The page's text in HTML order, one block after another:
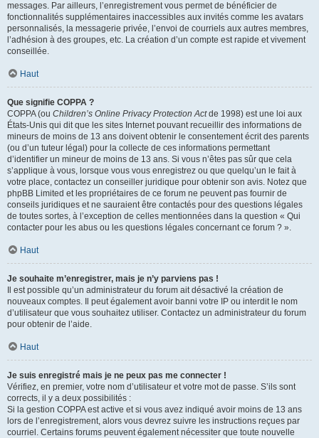
messages. Par ailleurs, l’enregistrement vous permet de bénéficier de
fonctionnalités supplémentaires inaccessibles aux invités comme les avatars
personnalisés, la messagerie privée, l’envoi de courriels aux autres membres,
l’adhésion à des groupes, etc. La création d’un compte est rapide et vivement
conseillée.
Haut
Que signifie COPPA ?
COPPA (ou Children’s Online Privacy Protection Actde 1998) est une loi aux
États-Unis qui dit que les sites Internet pouvant recueillir des informations de
mineurs de moins de 13 ans doivent obtenir le consentement écrit des parents
(ou d’un tuteur légal) pour la collecte de ces informations permettant
d’identifier un mineur de moins de 13 ans. Si vous n’êtes pas sûr que cela
s’applique à vous, lorsque vous vous enregistrez ou que quelqu’un le fait à
votre place, contactez un conseiller juridique pour obtenir son avis. Notez que
phpBB Limited et les propriétaires de ce forum ne peuvent pas fournir de
conseils juridiques et ne sauraient être contactés pour des questions légales
de toutes sortes, à l’exception de celles mentionnées dans la question « Qui
contacter pour les abus ou les questions légales concernant ce forum ? ».
Haut
Je souhaite m’enregistrer, mais je n’y parviens pas !
Il est possible qu’un administrateur du forum ait désactivé la création de
nouveaux comptes. Il peut également avoir banni votre IP ou interdit le nom
d’utilisateur que vous souhaitez utiliser. Contactez un administrateur du forum
pour obtenir de l’aide.
Haut
Je suis enregistré mais je ne peux pas me connecter !
Vérifiez, en premier, votre nom d’utilisateur et votre mot de passe. S’ils sont
corrects, il y a deux possibilités :
Si la gestion COPPA est active et si vous avez indiqué avoir moins de 13 ans
lors de l’enregistrement, alors vous devrez suivre les instructions reçues par
courriel. Certains forums peuvent également nécessiter que toute nouvelle